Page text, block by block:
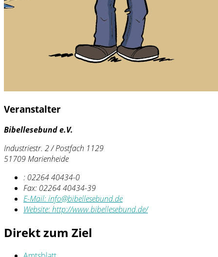
Veranstalter
Bibellesebund e.V.
Industriestr. 2 / Postfach 1129
51709 Marienheide
: 02264 40434-0
Fax: 02264 40434-39
E-Mail:info@bibellesebund.de
Website:http://www.bibellesebund.de/
Direkt zum Ziel